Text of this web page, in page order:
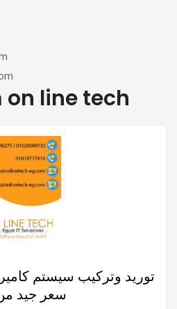
line tech
توريد وتركيب سيستم
سعر جيد